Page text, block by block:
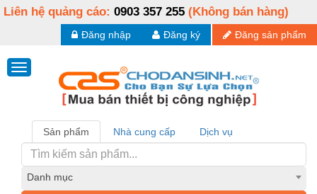
Liên hệ quảng cáo: 0903 357 255 (Không bán hàng)
Đăng sản phẩm
Đăng ký
Đăng nhập
Sản phẩm Nhà cung cấp Dịch vụ
Danh mục